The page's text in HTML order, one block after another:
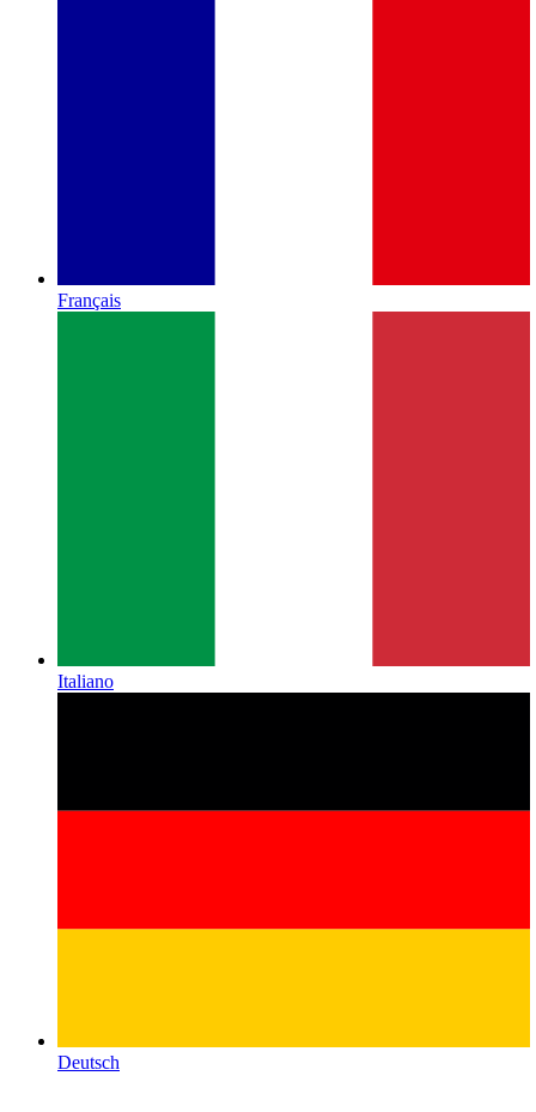
Français
Italiano
Deutsch